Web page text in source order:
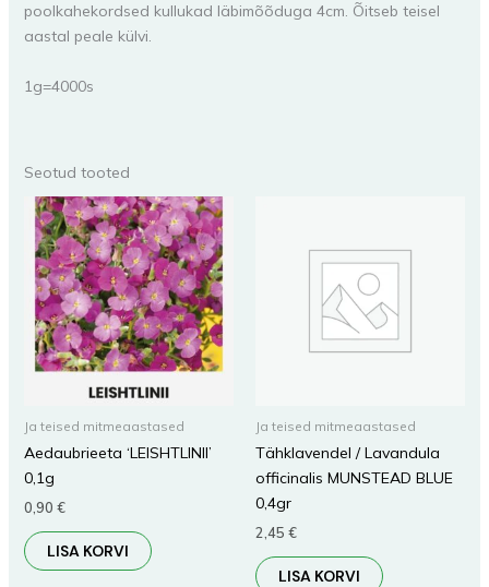
poolkahekordsed kullukad läbimõõduga 4cm. Õitseb teisel
aastal peale külvi.
1g=4000s
Seotud tooted
Ja teised mitmeaastased
Aedaubrieeta ‘LEISHTLINII’
0,1g
0,90 €
LISA KORVI
Ja teised mitmeaastased
Tähklavendel / Lavandula
officinalis MUNSTEAD BLUE
0,4gr
2,45 €
LISA KORVI